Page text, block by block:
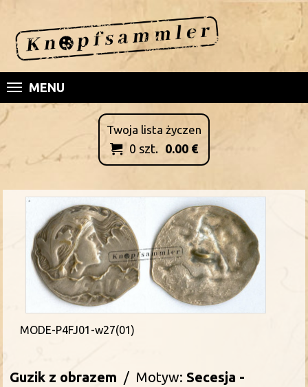
MENU
Twoja lista życzen
 0 szt. 0.00 €
MODE-P4FJ01-w27(01)
Guzik z obrazem / Motyw: Secesja -